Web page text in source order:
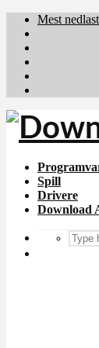
Mest
Spill
Drivere
Download